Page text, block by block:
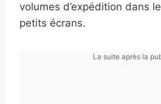
volumes d’expédition dans
petits écrans.
La suite après la